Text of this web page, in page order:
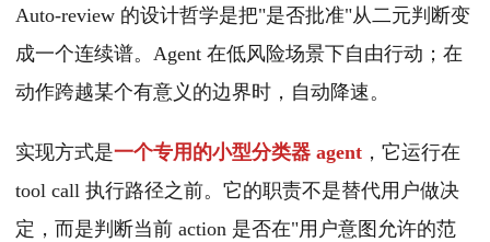
Auto-review 的设计哲学是把"是否批准"从二元判断变
成一个连续谱。Agent 在低风险场景下自由行动；在
动作跨越某个有意义的边界时，自动降速。
实现方式是一个专用的小型分类器 agent ，它运行在
tool call 执行路径之前。它的职责不是替代用户做决
定，而是判断当前 action 是否在"用户意图允许的范